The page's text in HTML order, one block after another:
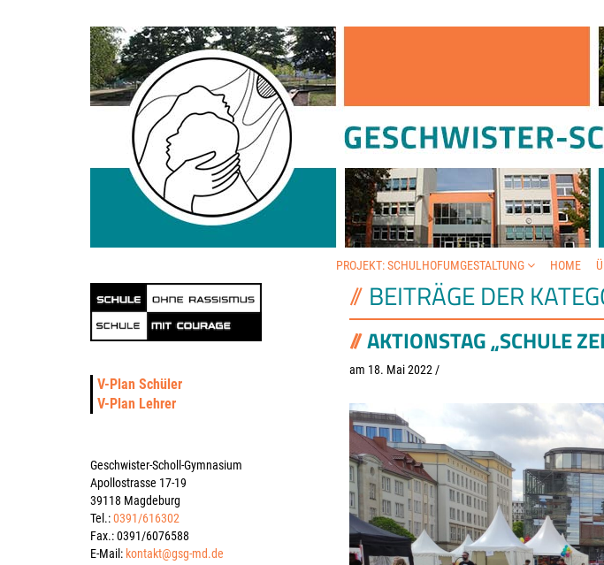
PROJEKT: SCHULHOFUMGESTALTUNG HOME
BEITRÄGE DER
AKTIONSTAG „SCHULE
am 18. Mai 2022 /
V-Plan Schüler
V-Plan Lehrer
Geschwister-Scholl-Gymnasium
Apollostrasse 17-19
39118 Magdeburg
Tel.:0391/616302
Fax.: 0391/6076588
E-Mail: kontakt@gsg-md.de